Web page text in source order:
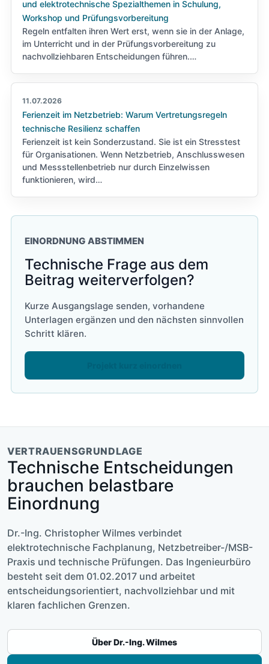
und elektrotechnische Spezialthemen in Schulung,
Workshop und Prüfungsvorbereitung
Regeln entfalten ihren Wert erst, wenn sie in der Anlage,
im Unterricht und in der Prüfungsvorbereitung zu
nachvollziehbaren Entscheidungen führen.…
11.07.2026
Ferienzeit im Netzbetrieb: Warum Vertretungsregeln
technische Resilienz schaffen
Ferienzeit ist kein Sonderzustand. Sie ist ein Stresstest
für Organisationen. Wenn Netzbetrieb, Anschlusswesen
und Messstellenbetrieb nur durch Einzelwissen
funktionieren, wird…
EINORDNUNG ABSTIMMEN
Technische Frage aus dem
Beitrag weiterverfolgen?
Kurze Ausgangslage senden, vorhandene
Unterlagen ergänzen und den nächsten sinnvollen
Schritt klären.
VERTRAUENSGRUNDLAGE
Technische Entscheidungen
brauchen belastbare
Einordnung
Dr.-Ing. Christopher Wilmes verbindet
elektrotechnische Fachplanung, Netzbetreiber-/MSB-
Praxis und technische Prüfungen. Das Ingenieurbüro
besteht seit dem 01.02.2017 und arbeitet
entscheidungsorientiert, nachvollziehbar und mit
klaren fachlichen Grenzen.
Über Dr.-Ing. Wilmes